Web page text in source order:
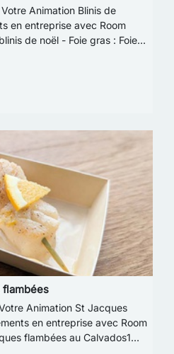
Animation Blinis de
en entreprise avec Room
de noël - Foie gras : Foie
flambées
Animation St Jacques
en entreprise avec Room
flambées au Calvados1